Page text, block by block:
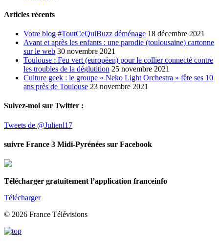
Articles récents
Votre blog #ToutCeQuiBuzz déménage 18 décembre 2021
Avant et après les enfants : une parodie (toulousaine) cartonne
sur le web 30 novembre 2021
Toulouse : Feu vert (européen) pour le collier connecté contre
les troubles de la déglutition 25 novembre 2021
Culture geek : le groupe « Neko Light Orchestra » fête ses 10
ans près de Toulouse 23 novembre 2021
Suivez-moi sur Twitter :
Tweets de @Julienl17
suivre France 3 Midi-Pyrénées sur Facebook
Télécharger gratuitement l’application franceinfo
Télécharger
© 2026 France Télévisions